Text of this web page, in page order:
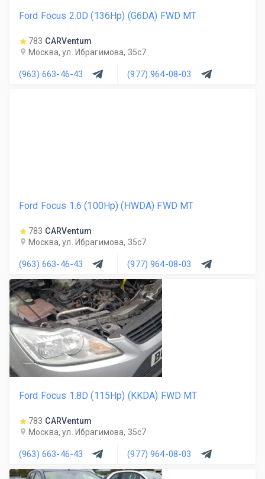
Ford Focus 2.0D (136Hp) (G6DA) FWD MT
783 CARVentum
Москва, ул. Ибрагимова, 35с7
(963) 663-46-43 (977) 964-08-03
Ford Focus 1.6 (100Hp) (HWDA) FWD MT
783 CARVentum
Москва, ул. Ибрагимова, 35с7
(963) 663-46-43 (977) 964-08-03
Ford Focus 1.8D (115Hp) (KKDA) FWD MT
783 CARVentum
Москва, ул. Ибрагимова, 35с7
(963) 663-46-43 (977) 964-08-03